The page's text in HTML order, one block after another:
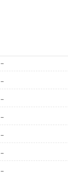
－
－
－
－
－
－
－